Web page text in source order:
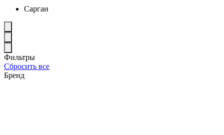
Сарган
Фильтры
Сбросить все
Бренд